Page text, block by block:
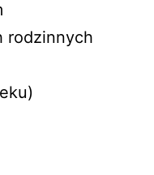
rodzinnych